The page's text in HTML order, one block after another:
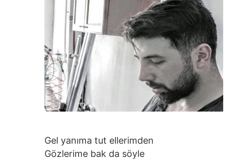
Gel yanıma tut ellerimden
Gözlerime bak da söyle